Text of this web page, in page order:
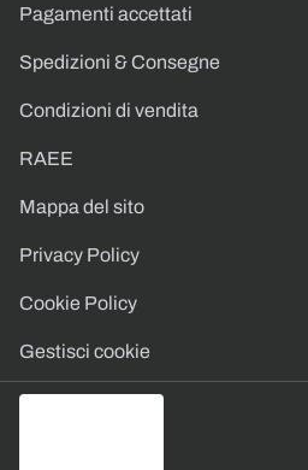
Pagamenti accettati
Spedizioni & Consegne
Condizioni di vendita
RAEE
Mappa del sito
Privacy Policy
Cookie Policy
Gestisci cookie